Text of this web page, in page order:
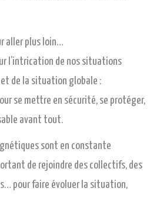
aller plus loin…
l’intrication de nos situations
de la situation globale :
se mettre en sécurité, se protéger,
avant tout.
sont en constante
de rejoindre des collectifs, des
pour faire évoluer la situation,